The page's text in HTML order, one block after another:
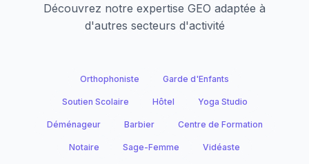
Découvrez notre expertise GEO adaptée à
d'autres secteurs d'activité
Orthophoniste Garde d'Enfants
Soutien Scolaire Hôtel Yoga Studio
Déménageur Barbier Centre de Formation
Notaire Sage-Femme Vidéaste